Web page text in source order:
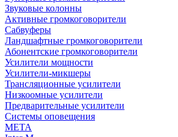
Звуковые колонны
Активные громкоговорители
Сабвуферы
Ландшафтные громкоговорители
Абонентские громкоговорители
Усилители мощности
Усилители-микшеры
Трансляционные усилители
Низкоомные усилители
Предварительные усилители
Системы оповещения
МЕТА